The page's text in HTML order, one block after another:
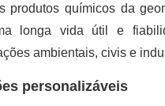
produtos químicos da
longa vida útil e
ambientais, civis e
personalizáveis